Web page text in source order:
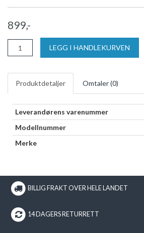
899,-
LEGG I HANDLEKURVEN
Produktdetaljer Omtaler (0)
Leverandørens varenummer
Modellnummer
Merke
BILLIG FRAKT OVER HELE LANDET
14 DAGERS RETURRETT